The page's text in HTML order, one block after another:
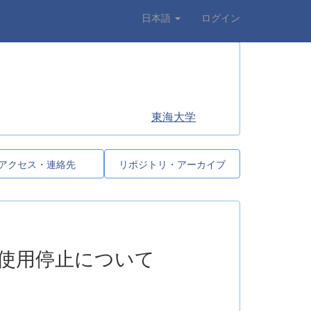
日本語 ログイン
東海大学
クセス・連絡先 リポジトリ・アーカイブ
用停止について